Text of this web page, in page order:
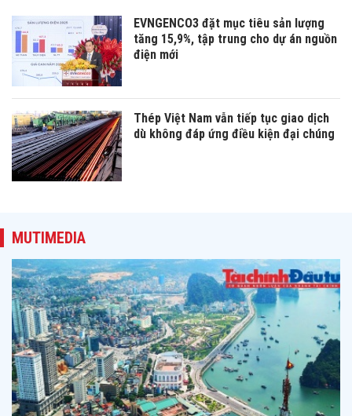
EVNGENCO3 đặt mục tiêu sản lượng
tăng 15,9%, tập trung cho dự án nguồn
điện mới
Thép Việt Nam vẫn tiếp tục giao dịch
dù không đáp ứng điều kiện đại chúng
MUTIMEDIA